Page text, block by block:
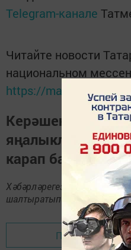
Telegram-канале
Читайте новости
национальном
https://max.ru/tatmedia
Керәшен
яңалыкларны
карап барыгыз.
Хәбәрләрегезне 89172509795
шалтыратып әйтегез.
Перейти на